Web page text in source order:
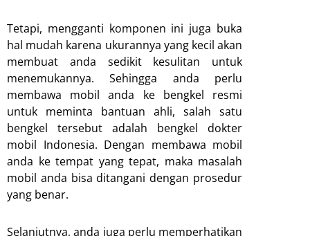
Tetapi, mengganti komponen ini juga buka
hal mudah karena ukurannya yang kecil akan
membuat anda sedikit kesulitan untuk
menemukannya. Sehingga anda perlu
membawa mobil anda ke bengkel resmi
untuk meminta bantuan ahli, salah satu
bengkel tersebut adalah bengkel dokter
mobil Indonesia. Dengan membawa mobil
anda ke tempat yang tepat, maka masalah
mobil anda bisa ditangani dengan prosedur
yang benar.
Selanjutnya, anda juga perlu memperhatikan